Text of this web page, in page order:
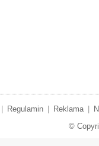
Regulamin Reklama
©